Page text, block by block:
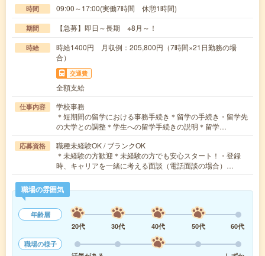
時間 09:00～17:00(実働7時間 休憩1時間)
期間 【急募】即日～長期 ※8月～！
時給
時給1400円 月収例：205,800円（7時間×21日勤務の場
合）
交通費
全額支給
仕事内容
学校事務
＊短期間の留学における事務手続き＊留学の手続き・留学先
の大学との調整＊学生への留学手続きの説明＊留学…
応募資格
職種未経験OK / ブランクOK
＊未経験の方歓迎＊未経験の方でも安心スタート！・登録
時、キャリアを一緒に考える面談（電話面談の場合）…
職場の雰囲気
年齢層
20代
30代 40代 50代
60代
職場の様子